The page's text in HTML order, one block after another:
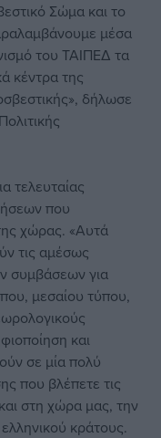
Σώμα και το
μέσα
του ΤΑΙΠΕΔ τα
κέντρα της
δήλωσε
τελευταίας
που
χώρας. «Αυτά
τις αμέσως
συμβάσεων για
μεσαίου τύπου,
και
σε μία πολύ
που βλέπετε τις
στη χώρα μας, την
κράτους.